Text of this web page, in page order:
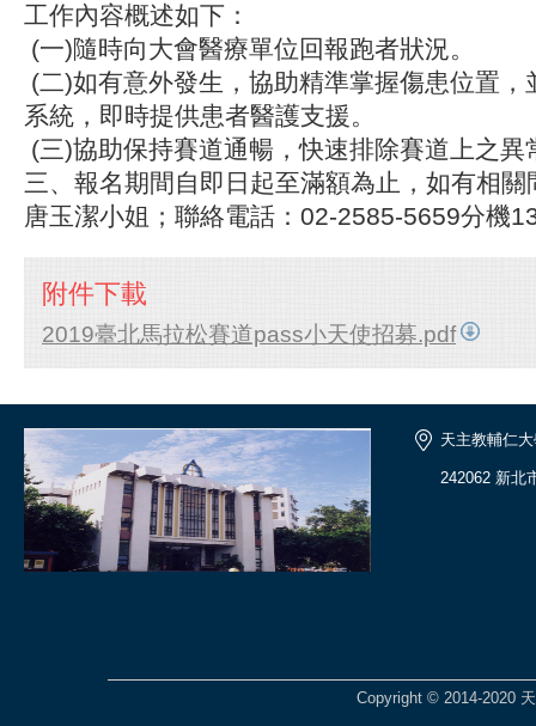
工作內容概述如下：
(一)隨時向大會醫療單位回報跑者狀況。
(二)如有意外發生，協助精準掌握傷患位置，
系統，即時提供患者醫護支援。
(三)協助保持賽道通暢，快速排除賽道上之異
三、報名期間自即日起至滿額為止，如有相
唐玉潔小姐；聯絡電話：02-2585-5659分機
附件下載
2019臺北馬拉松賽道pass小天使招募.pdf
天主教輔仁
242062 新北
Copyright © 2014-2020